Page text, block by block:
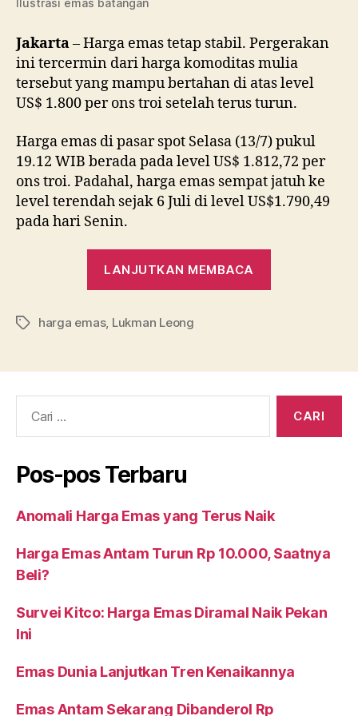
Ilustrasi emas batangan
Jakarta– Harga emas tetap stabil. Pergerakan
ini tercermin dari harga komoditas mulia
tersebut yang mampu bertahan di atas level
US$ 1.800 per ons troi setelah terus turun.
Harga emas di pasar spot Selasa (13/7) pukul
19.12 WIB berada pada level US$ 1.812,72 per
ons troi. Padahal, harga emas sempat jatuh ke
level terendah sejak 6 Juli di level US$1.790,49
pada hari Senin.
LANJUTKAN MEMBACA
Tag harga emas, Lukman Leong
Pos-pos Terbaru
Anomali Harga Emas yang Terus Naik
Harga Emas Antam Turun Rp 10.000, Saatnya
Beli?
Survei Kitco: Harga Emas Diramal Naik Pekan
Ini
Emas Dunia Lanjutkan Tren Kenaikannya
Emas Antam Sekarang Dibanderol Rp